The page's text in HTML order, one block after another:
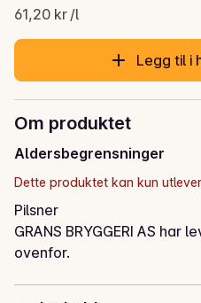
61,20 kr /l
Legg til i
Om produktet
Aldersbegrensninger
Dette produktet kan kun
Pilsner
GRANS BRYGGERI AS har
ovenfor.